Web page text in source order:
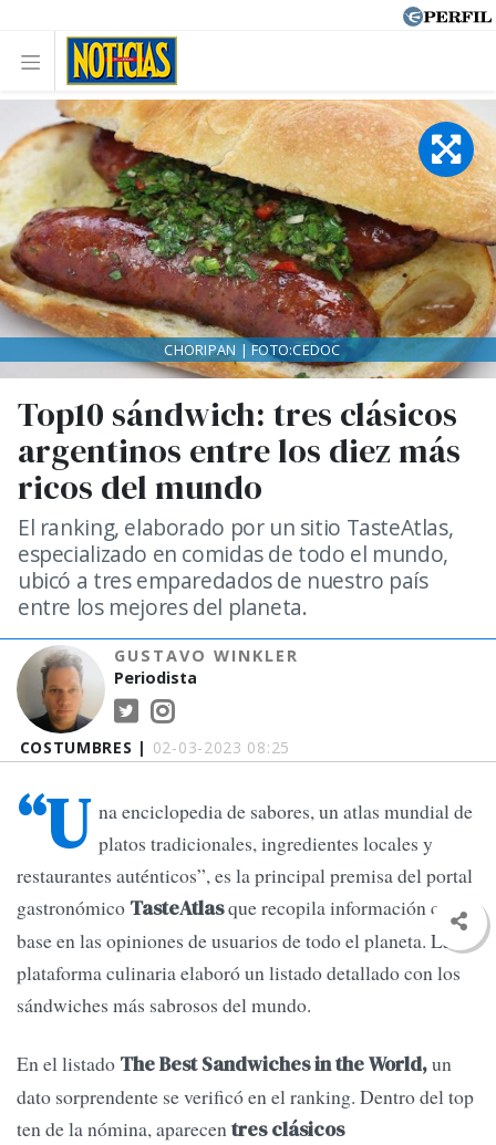
COSTUMBRES | 02-03-2023 08:25
Top10 sándwich: tres clásicos
argentinos entre los diez más
ricos del mundo
El ranking, elaborado por un sitio TasteAtlas,
especializado en comidas de todo el mundo,
ubicó a tres emparedados de nuestro país
entre los mejores del planeta.
GUSTAVO WINKLER
Periodista
CHORIPAN | FOTO:CEDOC
“U na enciclopedia de sabores, un atlas mundial de
platos tradicionales, ingredientes locales y
restaurantes auténticos”, es la principal premisa del portal
gastronómico TasteAtlasque recopila información con
base en las opiniones de usuarios de todo el planeta. La
plataforma culinaria elaboró un listado detallado con los
sándwiches más sabrosos del mundo.
En el listado The Best Sandwiches in the World,un
dato sorprendente se verificó en el ranking. Dentro del top
ten de la nómina, aparecentres clásicos